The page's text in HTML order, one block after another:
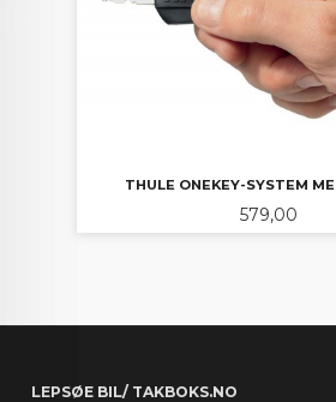
THULE ONEKEY-SYSTEM
Pris
579,00
LEPSØE BIL/ TAKBOKS.NO